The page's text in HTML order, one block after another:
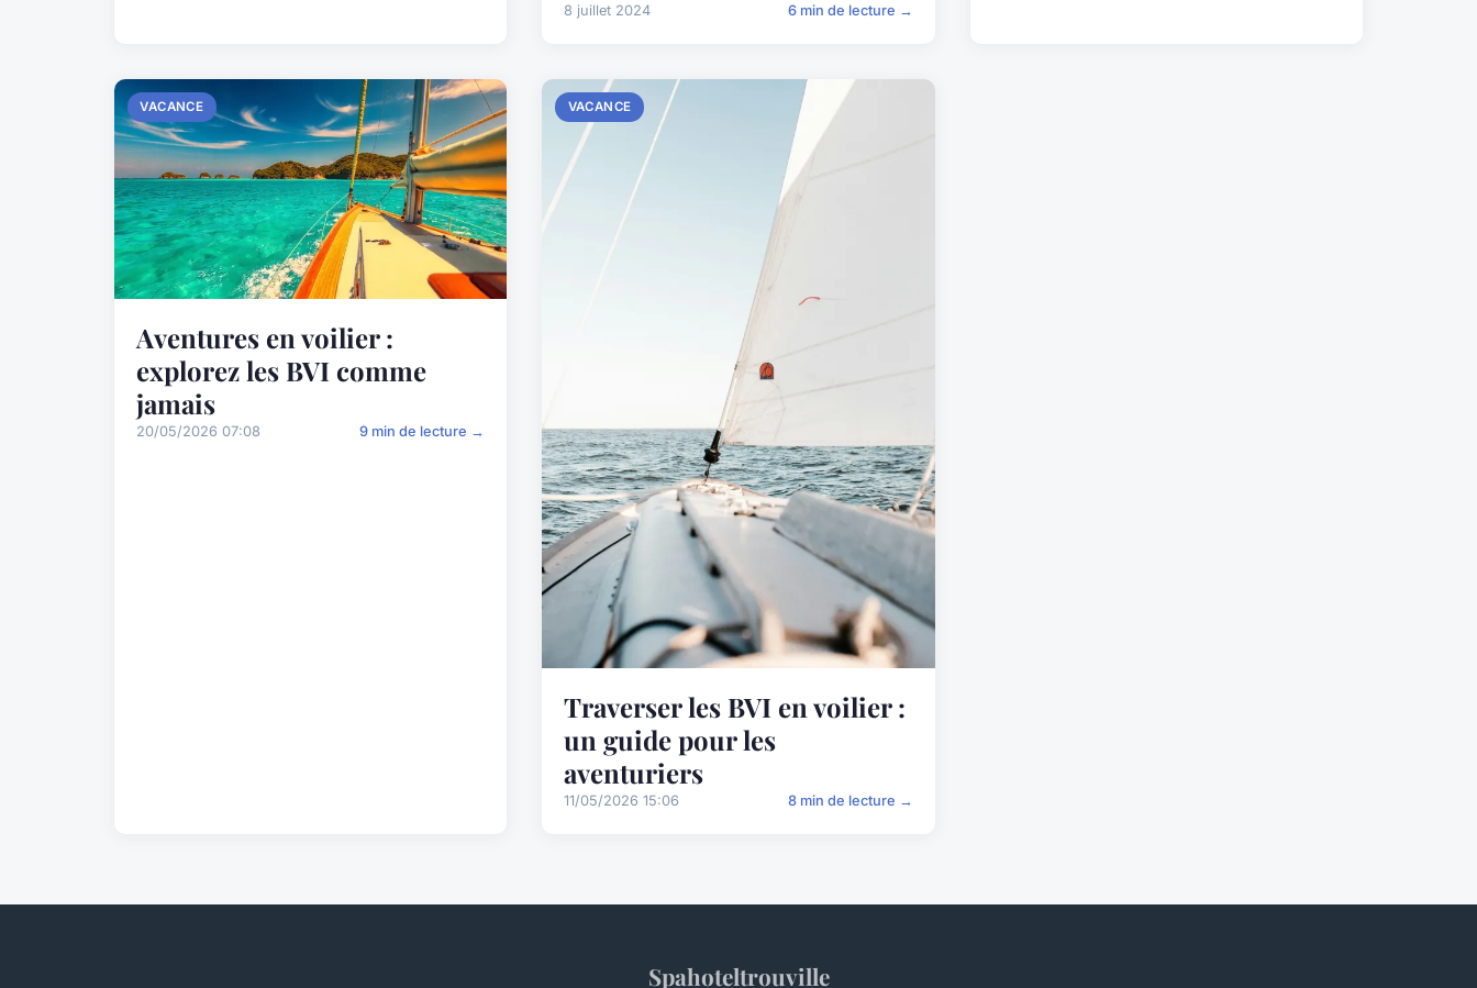
8 juillet 2024 6 min de lecture →
VACANCE
Aventures en voilier :
explorez les BVI comme
jamais
20/05/2026 07:08 9 min de lecture →
VACANCE
Traverser les BVI en voilier :
un guide pour les
aventuriers
11/05/2026 15:06 8 min de lecture →
Spahoteltrouville